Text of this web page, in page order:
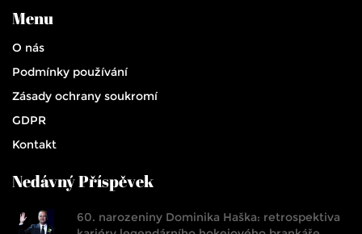
Menu
O nás
Podmínky používání
Zásady ochrany soukromí
GDPR
Kontakt
Nedávný Příspěvek
60. narozeniny Dominika Haška: retrospektiva